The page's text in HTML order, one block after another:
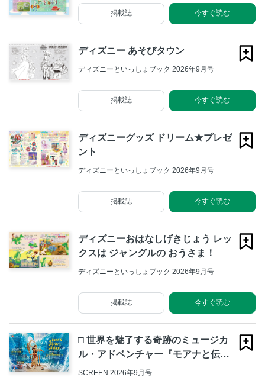
今すぐ読む
掲載誌
ディズニー あそびタウン
ディズニーといっしょブック 2026年9月号
今すぐ読む
掲載誌
ディズニーグッズ ドリーム★プレゼ
ント
ディズニーといっしょブック 2026年9月号
今すぐ読む
掲載誌
ディズニーおはなしげきじょう レッ
クスは ジャングルの おうさま！
ディズニーといっしょブック 2026年9月号
今すぐ読む
掲載誌
□ 世界を魅了する奇跡のミュージカ
ル・アドベンチャー『モアナと伝説
の海』
SCREEN 2026年9月号